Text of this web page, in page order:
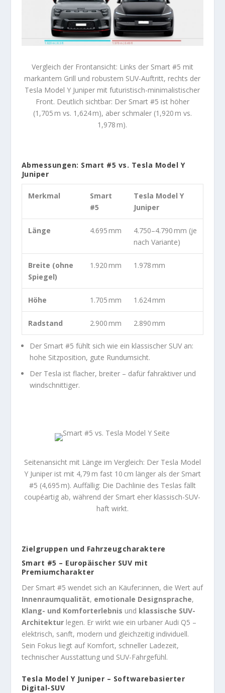
Vergleich der Frontansicht: Links der Smart #5 mit
markantem Grill und robustem SUV-Auftritt, rechts der
Tesla Model Y Juniper mit futuristisch-minimalistischer
Front. Deutlich sichtbar: Der Smart #5 ist höher
(1,705 m vs. 1,624 m), aber schmaler (1,920 m vs.
1,978 m).
Abmessungen: Smart #5 vs. Tesla Model Y
Juniper
Merkmal
Smart
#5
Tesla Model Y
Juniper
Länge 4.695 mm
4.750–4.790 mm (je
nach Variante)
Breite (ohne
Spiegel)
1.920 mm 1.978 mm
Höhe 1.705 mm 1.624 mm
Radstand 2.900 mm 2.890 mm
Der Smart #5 fühlt sich wie ein klassischer SUV an:
hohe Sitzposition, gute Rundumsicht.
Der Tesla ist flacher, breiter – dafür fahraktiver und
windschnittiger.
Seitenansicht mit Länge im Vergleich: Der Tesla Model
Y Juniper ist mit 4,79 m fast 10 cm länger als der Smart
#5 (4,695 m). Auffällig: Die Dachlinie des Teslas fällt
coupéartig ab, während der Smart eher klassisch-SUV-
haft wirkt.
Zielgruppen und Fahrzeugcharaktere
Smart #5 – Europäischer SUV mit
Premiumcharakter
Der Smart #5 wendet sich an Käufer:innen, die Wert auf
Innenraumqualität, emotionale Designsprache,
Klang- und Komforterlebnis und klassische SUV-
Architekturlegen. Er wirkt wie ein urbaner Audi Q5 –
elektrisch, sanft, modern und gleichzeitig individuell.
Sein Fokus liegt auf Komfort, schneller Ladezeit,
technischer Ausstattung und SUV-Fahrgefühl.
Tesla Model Y Juniper – Softwarebasierter
Digital-SUV